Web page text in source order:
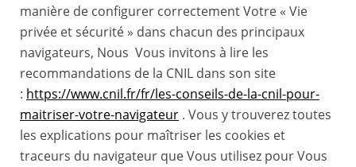
manière de configurer correctement Votre « Vie
privée et sécurité » dans chacun des principaux
navigateurs, Nous Vous invitons à lire les
recommandations de la CNIL dans son site
: https://www.cnil.fr/fr/les-conseils-de-la-cnil-pour-
maitriser-votre-navigateur . Vous y trouverez toutes
les explications pour maîtriser les cookies et
traceurs du navigateur que Vous utilisez pour Vous